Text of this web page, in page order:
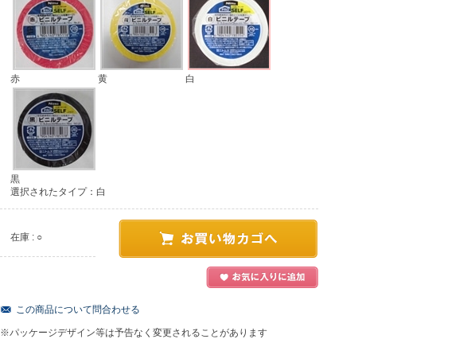
赤 黄 白
黒
選択されたタイプ：白
在庫 : ○
この商品について問合わせる
※パッケージデザイン等は予告なく変更されることがあります